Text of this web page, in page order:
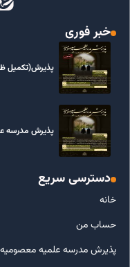
خبر فوری
پذیرش(تکمیل
پذیرش مدرسه
دسترسی سریع
خانه
حساب من
پذیرش مدرسه علمیه معصومیه